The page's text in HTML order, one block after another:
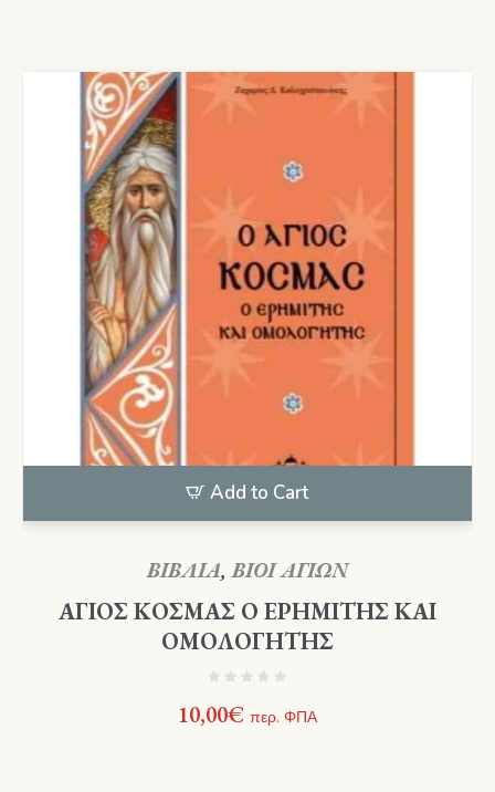
Add to Cart
ΒΙΒΛΙΑ,ΒΙΟΙ ΑΓΙΩΝ
ΑΓΙΟΣ ΚΟΣΜΑΣ Ο ΕΡΗΜΙΤΗΣ ΚΑΙ
ΟΜΟΛΟΓΗΤΗΣ
10,00€ περ. ΦΠΑ